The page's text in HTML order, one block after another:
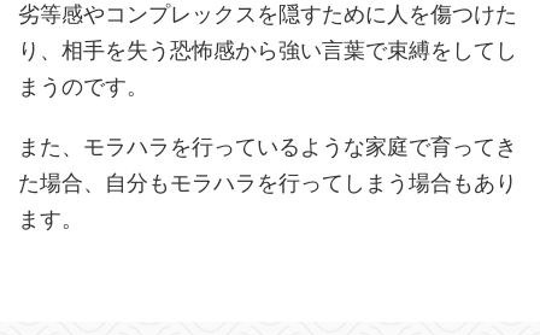
劣等感やコンプレックスを隠すために人を傷つけた
り、相手を失う恐怖感から強い言葉で束縛をしてし
まうのです。
また、モラハラを行っているような家庭で育ってき
た場合、自分もモラハラを行ってしまう場合もあり
ます。